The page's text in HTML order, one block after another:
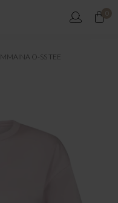
0
MMAINA O-SS TEE